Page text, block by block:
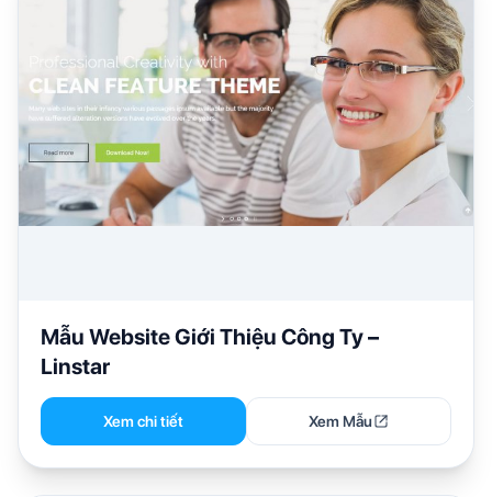
Mẫu Website Giới Thiệu Công Ty –
Linstar
Xem chi tiết Xem Mẫu